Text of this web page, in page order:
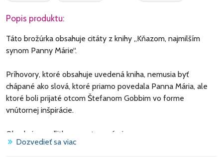
Popis produktu:
Táto brožúrka obsahuje citáty z knihy „Kňazom, najmilším
synom Panny Márie“.
Príhovory, ktoré obsahuje uvedená kniha, nemusia byť
chápané ako slová, ktoré priamo povedala Panna Mária, ale
ktoré boli prijaté otcom Štefanom Gobbim vo forme
vnútornej inšpirácie.
Obsahuje modlitby a znotované piesne.
Dozvedieť sa viac